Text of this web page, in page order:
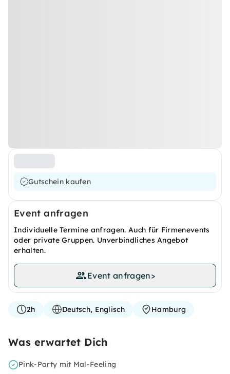
Gutschein kaufen
Event anfragen
Individuelle Termine anfragen. Auch für Firmenevents
oder private Gruppen. Unverbindliches Angebot
erhalten.
Event anfragen>
2h Deutsch, Englisch Hamburg
Was erwartet Dich
Pink-Party mit Mal-Feeling